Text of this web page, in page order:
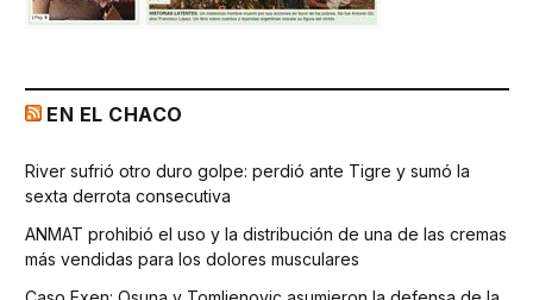
EN EL CHACO
River sufrió otro duro golpe: perdió ante Tigre y sumó la
sexta derrota consecutiva
ANMAT prohibió el uso y la distribución de una de las cremas
más vendidas para los dolores musculares